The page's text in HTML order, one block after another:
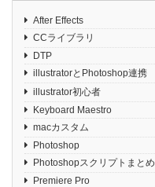
After Effects
CCライブラリ
DTP
illustratorとPhotoshop連携
illustrator初心者
Keyboard Maestro
macカスタム
Photoshop
Photoshopスクリプトまとめ
Premiere Pro